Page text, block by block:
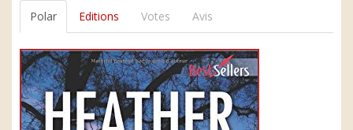
Polar Editions Votes Avis